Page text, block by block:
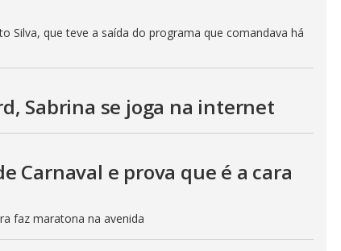
que teve a saída do programa que comandava há
Sabrina se joga na internet
Carnaval e prova que é a cara
faz maratona na avenida